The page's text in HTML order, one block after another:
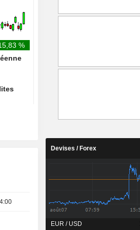
%
l'industrie
Devises / Forex
EUR / USD